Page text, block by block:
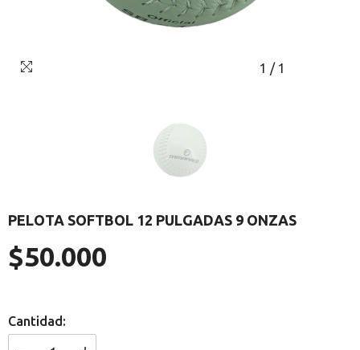
1 / 1
PELOTA SOFTBOL 12 PULGADAS 9 ONZAS
Precio
regular
$50.000
Cantidad: